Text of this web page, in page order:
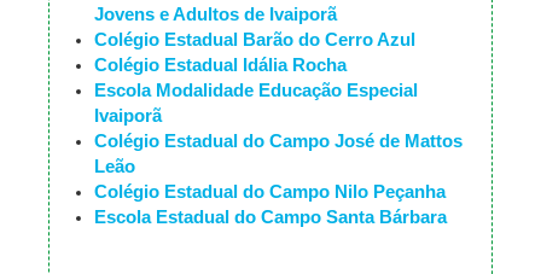
Jovens e Adultos de Ivaiporã
Colégio Estadual Barão do Cerro Azul
Colégio Estadual Idália Rocha
Escola Modalidade Educação Especial
Ivaiporã
Colégio Estadual do Campo José de Mattos
Leão
Colégio Estadual do Campo Nilo Peçanha
Escola Estadual do Campo Santa Bárbara